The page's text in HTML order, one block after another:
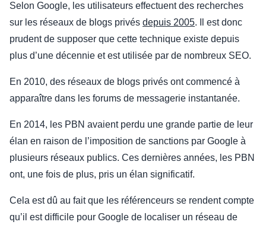
Selon Google, les utilisateurs effectuent des recherches
sur les réseaux de blogs privés depuis 2005. Il est donc
prudent de supposer que cette technique existe depuis
plus d’une décennie et est utilisée par de nombreux SEO.
En 2010, des réseaux de blogs privés ont commencé à
apparaître dans les forums de messagerie instantanée.
En 2014, les PBN avaient perdu une grande partie de leur
élan en raison de l’imposition de sanctions par Google à
plusieurs réseaux publics. Ces dernières années, les PBN
ont, une fois de plus, pris un élan significatif.
Cela est dû au fait que les référenceurs se rendent compte
qu’il est difficile pour Google de localiser un réseau de